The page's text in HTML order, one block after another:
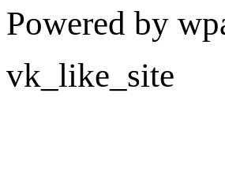
Powered by
vk_like_site